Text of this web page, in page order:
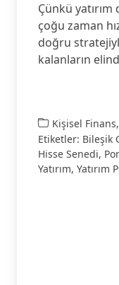
Çünkü
çoğu zaman
doğru
kalanların
Kişisel Finans,
Etiketler: Bileşik
Hisse Senedi,
Yatırım, Yatırım